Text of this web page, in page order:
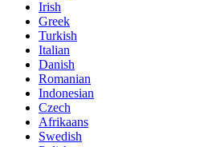
Irish
Greek
Turkish
Italian
Danish
Romanian
Indonesian
Czech
Afrikaans
Swedish